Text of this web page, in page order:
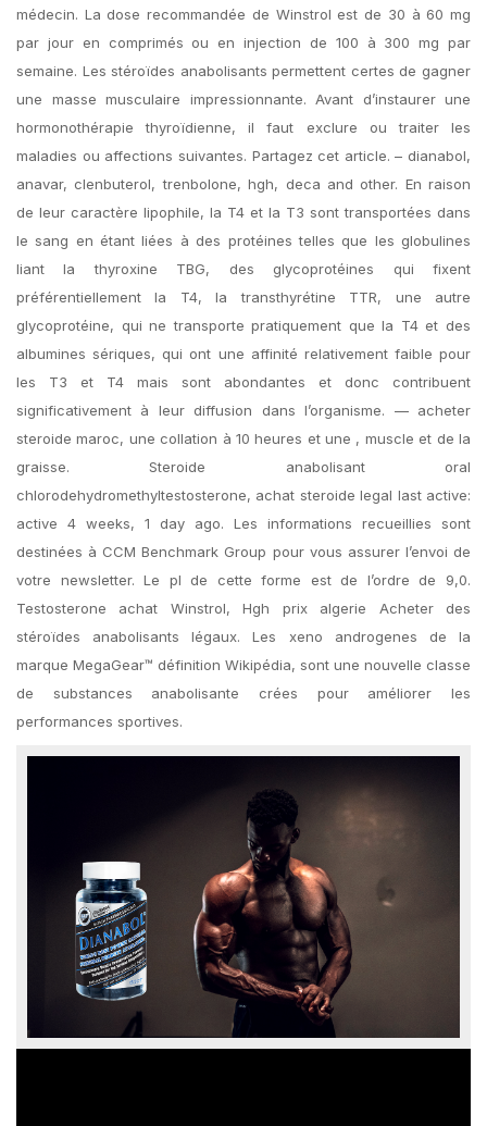
médecin. La dose recommandée de Winstrol est de 30 à 60 mg
par jour en comprimés ou en injection de 100 à 300 mg par
semaine. Les stéroïdes anabolisants permettent certes de gagner
une masse musculaire impressionnante. Avant d’instaurer une
hormonothérapie thyroïdienne, il faut exclure ou traiter les
maladies ou affections suivantes. Partagez cet article. – dianabol,
anavar, clenbuterol, trenbolone, hgh, deca and other. En raison
de leur caractère lipophile, la T4 et la T3 sont transportées dans
le sang en étant liées à des protéines telles que les globulines
liant la thyroxine TBG, des glycoprotéines qui fixent
préférentiellement la T4, la transthyrétine TTR, une autre
glycoprotéine, qui ne transporte pratiquement que la T4 et des
albumines sériques, qui ont une affinité relativement faible pour
les T3 et T4 mais sont abondantes et donc contribuent
significativement à leur diffusion dans l’organisme. — acheter
steroide maroc, une collation à 10 heures et une , muscle et de la
graisse. Steroide anabolisant oral
chlorodehydromethyltestosterone, achat steroide legal last active:
active 4 weeks, 1 day ago. Les informations recueillies sont
destinées à CCM Benchmark Group pour vous assurer l’envoi de
votre newsletter. Le pl de cette forme est de l’ordre de 9,0.
Testosterone achat Winstrol, Hgh prix algerie Acheter des
stéroïdes anabolisants légaux. Les xeno androgenes de la
marque MegaGear™ définition Wikipédia, sont une nouvelle classe
de substances anabolisante crées pour améliorer les
performances sportives.